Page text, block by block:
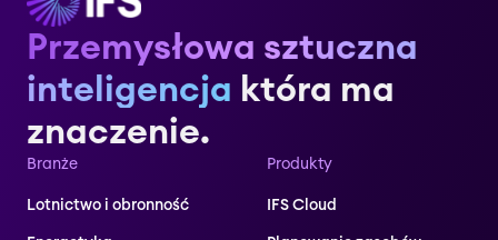
Przemysłowa sztuczna
inteligencja która ma
znaczenie.
Branże
Lotnictwo i obronność
Produkty
IFS Cloud